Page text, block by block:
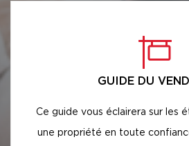
GUIDE DU
Ce guide vous éclairera sur les
une propriété en toute